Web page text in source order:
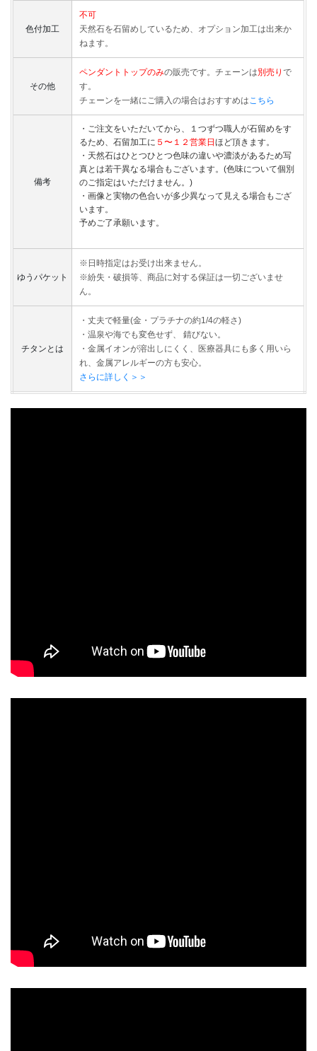
色付加工
不可
天然石を石留めしているため、オプション加工は出来か
ねます。
その他
ペンダントトップのみの販売です。チェーンは別売り で
す。
チェーンを一緒にご購入の場合はおすすめは こちら
備考
・ご注文をいただいてから、１つずつ職人が石留めをす
るため、石留加工に ５〜１２営業日ほど頂きます。
・天然石はひとつひとつ色味の違いや濃淡があるため写
真とは若干異なる場合もございます。(色味について個別
のご指定はいただけません。)
・画像と実物の色合いが多少異なって見える場合もござ
います。
予めご了承願います。
ゆうパケット
※日時指定はお受け出来ません。
※紛失・破損等、商品に対する保証は一切ございませ
ん。
チタンとは
・丈夫で軽量(金・プラチナの約1/4の軽さ)
・温泉や海でも変色せず、 錆びない。
・金属イオンが溶出しにくく、医療器具にも多く用いら
れ、金属アレルギーの方も安心。
さらに詳しく＞＞